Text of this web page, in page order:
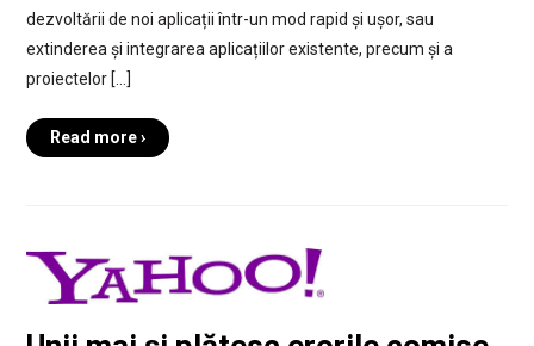
dezvoltării de noi aplicații într-un mod rapid și ușor, sau
extinderea și integrarea aplicațiilor existente, precum și a
proiectelor […]
Read more ›